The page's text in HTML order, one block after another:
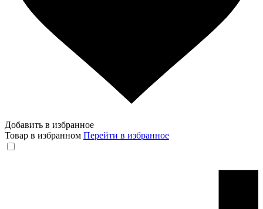
Добавить в избранное
Товар в избранном Перейти в избранное